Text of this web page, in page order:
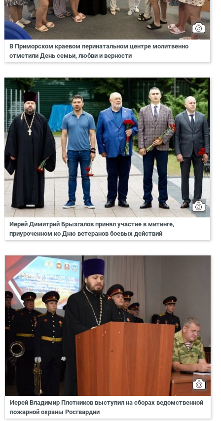
В Приморском краевом перинатальном центре молитвенно
отметили День семьи, любви и верности
Иерей Димитрий Брызгалов принял участие в митинге,
приуроченном ко Дню ветеранов боевых действий
Иерей Владимир Плотников выступил на сборах ведомственной
пожарной охраны Росгвардии